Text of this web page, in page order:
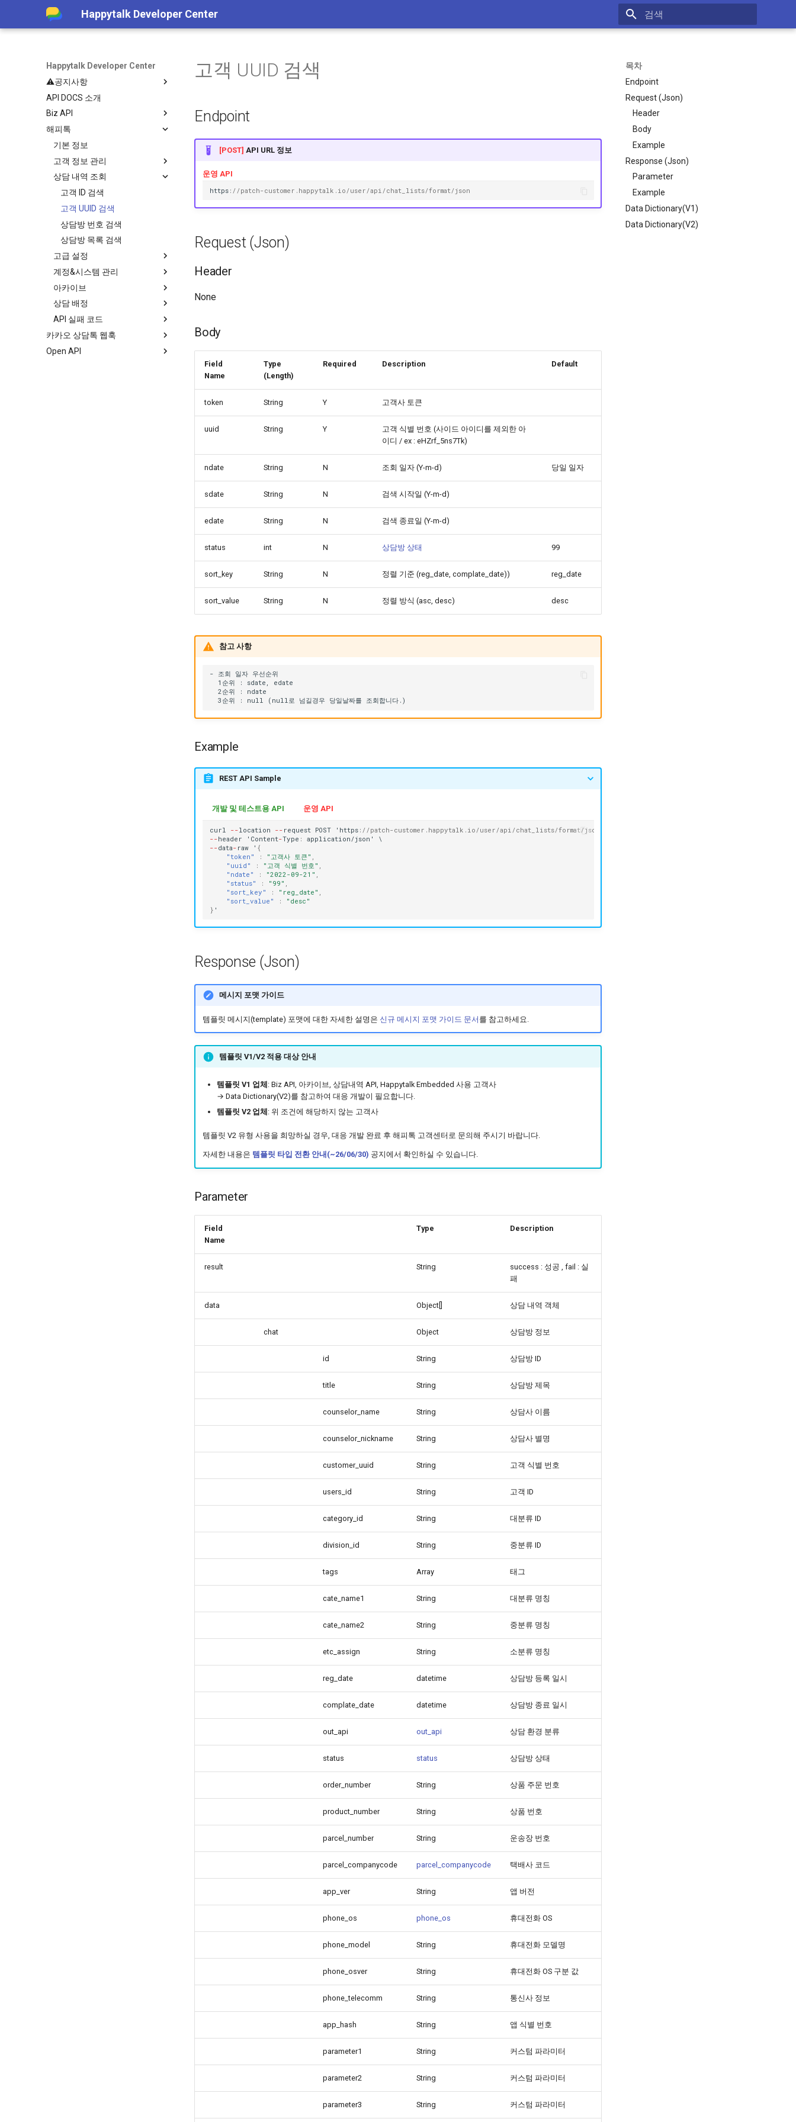
Happytalk Developer Center
Happytalk Developer Center
⚠️공지사항
템플릿 타입 전환 안내
(~26/06/30)
챗봇 대화 내역 조회 API 종료 안
내(~26/06/30)
API DOCS 소개
Biz API
기본 정보
상담
상담방 생성
상담 종료
메시지 발신
이전 상담사 연결 가능 여부
상담 가능/불가 상담원 인원수
상담 대기 상담방 개수
상담 정보 수신
메시지 수신
상담방 종료 정보 수신
API 실패 코드
해피톡
기본 정보
고객 정보 관리
고객 정보 수정
상담 내역 조회
고객 ID 검색
고객 UUID 검색
상담방 번호 검색
상담방 목록 검색
고급 설정
인증 관리
고객 정보 요청 연동
JWT(토큰) 발급
인증 결과 메시지
계정&시스템 관리
서비스 이용내역 조회
로그인 이용내역 조회
아카이브
상담방
채팅
채팅 전송 파일
상담 배정
배정 가능 상담원 조회
상담원 직접 배정
상담원 자동 배정
API 실패 코드
고객 정보 관리, 상담 내역 조
회, 서비스/로그인 이용내역 조
회
카카오 상담톡 웹훅
기본 정보
Open API
목차
Endpoint
Request (Json)
Header
Body
Example
Response (Json)
Parameter
Example
Data Dictionary(V1)
Data Dictionary(V2)
고객 UUID 검색
Endpoint
[POST] API URL 정보
운영 API
https : //patch-customer.happytalk.io/user/api/chat_lists/format/json
Request (Json)
Header
None
Body
Field
Name
Type
(Length)
Required Description Default
token String Y 고객사 토큰
uuid String Y
고객 식별 번호 (사이드 아이디를 제외한 아
이디 / ex : eHZrf_5ns7Tk)
ndate String N 조회 일자 (Y-m-d) 당일 일자
sdate String N 검색 시작일 (Y-m-d)
edate String N 검색 종료일 (Y-m-d)
status int N 상담방 상태 99
sort_key String N 정렬 기준 (reg_date, complate_date)) reg_date
sort_value String N 정렬 방식 (asc, desc) desc
참고 사항
Example
REST API Sample
개발 및 테스트용 API 운영 API
curl --location -- request POST 'https : //patch-customer.happytalk.io/user/api/chat_lists/format/json' \
--header 'Content-Type : application /json '
\
--data- raw ' {
"token"
: "고객사 토큰"
"uuid"
: "고객 식별 번호"
"ndate"
: "2022-09-21"
"status"
: "99"
"sort_key"
: "reg_date"
"sort_value"
:
"desc"
} '
Response (Json)
메시지 포맷 가이드
템플릿 메시지(template) 포맷에 대한 자세한 설명은 신규 메시지 포맷 가이드 문서 를 참고하세요.
템플릿 V1/V2 적용 대상 안내
템플릿 V1 업체 : Biz API, 아카이브, 상담내역 API, Happytalk Embedded 사용 고객사
→ Data Dictionary(V2)를 참고하여 대응 개발이 필요합니다.
템플릿 V2 업체 : 위 조건에 해당하지 않는 고객사
템플릿 V2 유형 사용을 희망하실 경우, 대응 개발 완료 후 해피톡 고객센터로 문의해 주시기 바랍니다.
자세한 내용은 템플릿 타입 전환 안내(~26/06/30) 공지에서 확인하실 수 있습니다.
Parameter
Field
Name
Type Description
result String
success : 성공 , fail : 실
패
data Object[] 상담 내역 객체
chat Object 상담방 정보
id String 상담방 ID
title String 상담방 제목
counselor_name String 상담사 이름
counselor_nickname String 상담사 별명
customer_uuid String 고객 식별 번호
users_id String 고객 ID
category_id String 대분류 ID
division_id String 중분류 ID
tags Array 태그
cate_name1 String 대분류 명칭
cate_name2 String 중분류 명칭
etc_assign String 소분류 명칭
reg_date datetime 상담방 등록 일시
complate_date datetime 상담방 종료 일시
out_api out_api 상담 환경 분류
status status 상담방 상태
order_number String 상품 주문 번호
product_number String 상품 번호
parcel_number String 운송장 번호
parcel_companycode parcel_companycode 택배사 코드
app_ver String 앱 버전
phone_os phone_os 휴대전화 OS
phone_model String 휴대전화 모델명
phone_osver String 휴대전화 OS 구분 값
phone_telecomm String 통신사 정보
app_hash String 앱 식별 번호
parameter1 String 커스텀 파라미터
parameter2 String 커스텀 파라미터
parameter3 String 커스텀 파라미터